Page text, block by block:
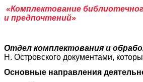
«Комплектование
и предпочтений»
Отдел комплектования и
Н. Островского документами,
Основные направления